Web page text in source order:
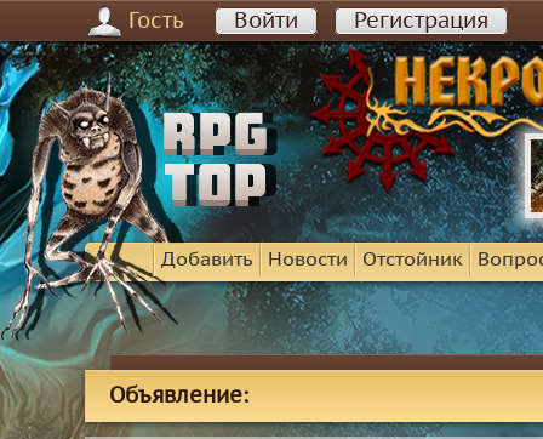
Гость Войти Регистрация
Добавить Новости Отстойник
Объявление: